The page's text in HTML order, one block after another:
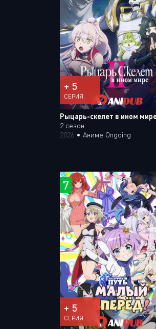
+ 5
СЕРИЯ
Рыцарь-скелет в ином
2 сезон
2026 • Аниме Ongoing
7
+ 5
СЕРИЯ